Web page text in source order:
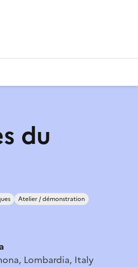
du
Atelier / démonstration
Lombardia, Italy